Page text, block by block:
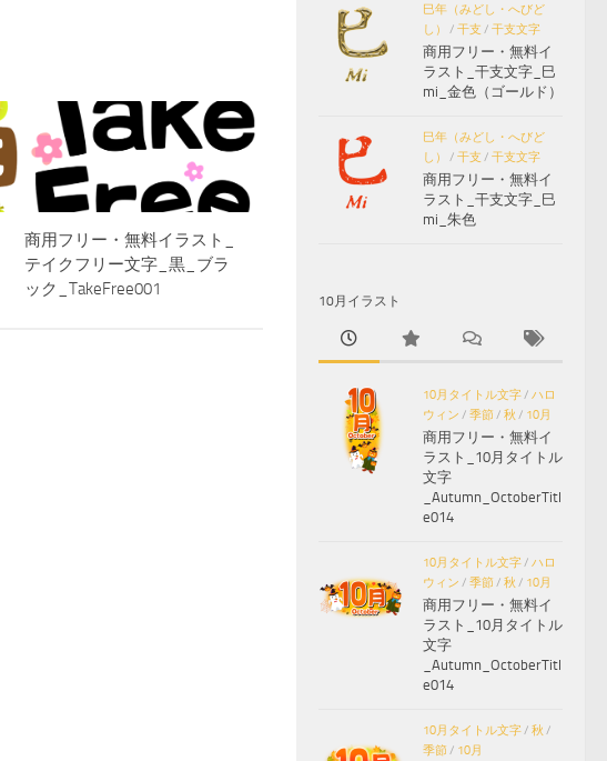
商用フリー・無料イラスト_
テイクフリー文字_黒_ブラ
ック_TakeFree001
巳年（みどし・へびど
し）
/ 干支 / 干支文字
商用フリー・無料イ
ラスト_干支文字_巳
mi_金色（ゴールド）
巳年（みどし・へびど
し）
/ 干支 / 干支文字
商用フリー・無料イ
ラスト_干支文字_巳
mi_朱色
10月イラスト
10月タイトル文字/ ハロ
ウィン / 季節/ 秋 / 10月
商用フリー・無料イ
ラスト_10月タイトル
文字
_Autumn_OctoberTitl
e014
10月タイトル文字/ ハロ
ウィン / 季節/ 秋 / 10月
商用フリー・無料イ
ラスト_10月タイトル
文字
_Autumn_OctoberTitl
e014
10月タイトル文字/ 秋 /
季節/ 10月